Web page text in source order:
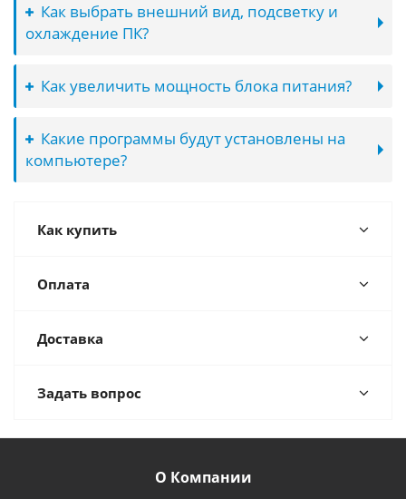
Как выбрать внешний вид, подсветку и
охлаждение ПК?
Как увеличить мощность блока питания?
Какие программы будут установлены на
компьютере?
Как купить
Оплата
Доставка
Задать вопрос
О Компании